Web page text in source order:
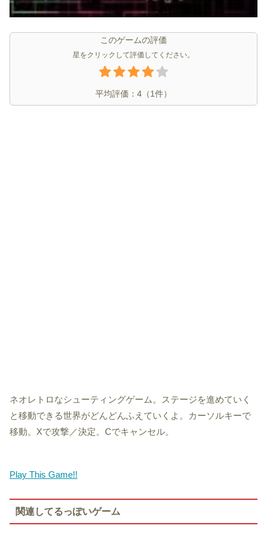
このゲームの評価
星をクリックして評価してください。
平均評価： 4 （1件）
ネオレトロなシューティングゲーム。ステージを進めていく
と移動できる世界がどんどんふえていくよ。カーソルキーで
移動。Xで攻撃／決定。Cでキャンセル。
Play This Game!!
関連してるっぽいゲーム